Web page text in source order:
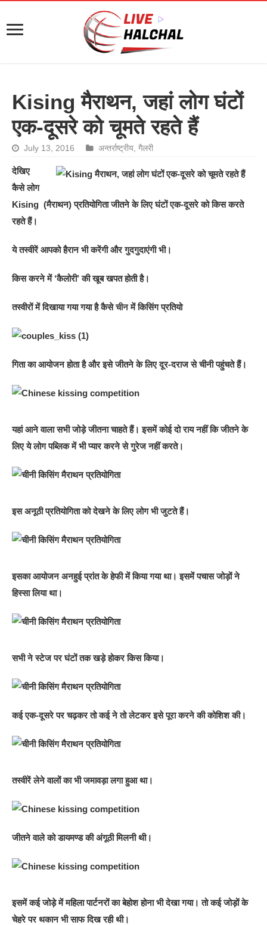
Kising मैराथन, जहां लोग घंटों
एक-दूसरे को चूमते रहते हैं
July 13, 2016 अन्तर्राष्ट्रीय ,गैलरी
देखिए
कैसे लोग
Kising (मैराथन) प्रतियोगिता जीतने के लिए घंटों एक-दूसरे को किस करते
रहते हैं।
ये तस्वीरें आपको हैरान भी करेंगी और गुदगुदाएंगी भी।
किस करने में ‘कैलोरी’ की खूब खपत होती है।
तस्वीरों में दिखाया गया गया है कैसेचीनमें किसिंग प्रतियो
गिता का आयोजन होता है और इसे जीतने के लिए दूर-दराज से चीनी पहुंचते हैं।
यहां आने वाला सभी जोड़े जीतना चाहते हैं। इसमें कोई दो राय नहीं कि जीतने के
लिए ये लोग पब्लिक में भी प्यार करने से गुरेज नहीं करते।
इस अनूठी प्रतियोगिता को देखने के लिए लोग भी जुटते हैं।
इसका आयोजन अनहुई प्रांत के हेफी में किया गया था। इसमें पचास जोड़ों ने
हिस्सा लिया था।
सभी ने स्टेज पर घंटों तक खड़े होकर किस किया।
कई एक-दूसरे पर चढ़कर तो कई ने तो लेटकर इसे पूरा करने की कोशिश की।
तस्वीरें लेने वालों का भी जमावड़ा लगा हुआ था।
जीतने वाले को डायमण्ड की अंगूठी मिलनी थी।
इसमें कई जोड़े में महिला पार्टनरों का बेहोश होना भी देखा गया। तो कई जोड़ों के
चेहरे पर थकान भी साफ दिख रही थी।